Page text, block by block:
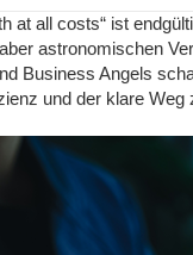
Vorlage, die du kostenfrei
Im Umsatzplan werden
umfassen Erlöse
wie etwa dem
at all costs“ ist
astronomischen
Business Angels
und der klare